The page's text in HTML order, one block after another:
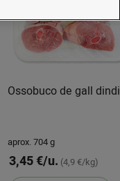
Ossobuco de gall dindi
aprox. 704 g
3,45 €/u. (4,9 €/kg)